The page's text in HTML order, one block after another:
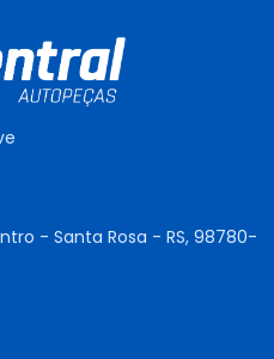
- Santa Rosa - RS, 98780-